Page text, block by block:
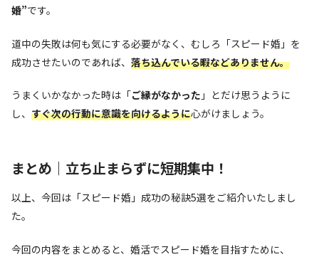
婚”です。
道中の失敗は何も気にする必要がなく、むしろ「スピード婚」を
成功させたいのであれば、 落ち込んでいる暇などありません。
うまくいかなかった時は「ご縁がなかった 」とだけ思うように
し、 すぐ次の行動に意識を向けるように心がけましょう。
まとめ｜立ち止まらずに短期集中！
以上、今回は「スピード婚」成功の秘訣5選をご紹介いたしまし
た。
今回の内容をまとめると、婚活でスピード婚を目指すために、